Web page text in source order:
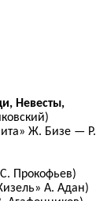
Невесты,
Ж. Бизе — Р.
Прокофьев)
А. Адан)